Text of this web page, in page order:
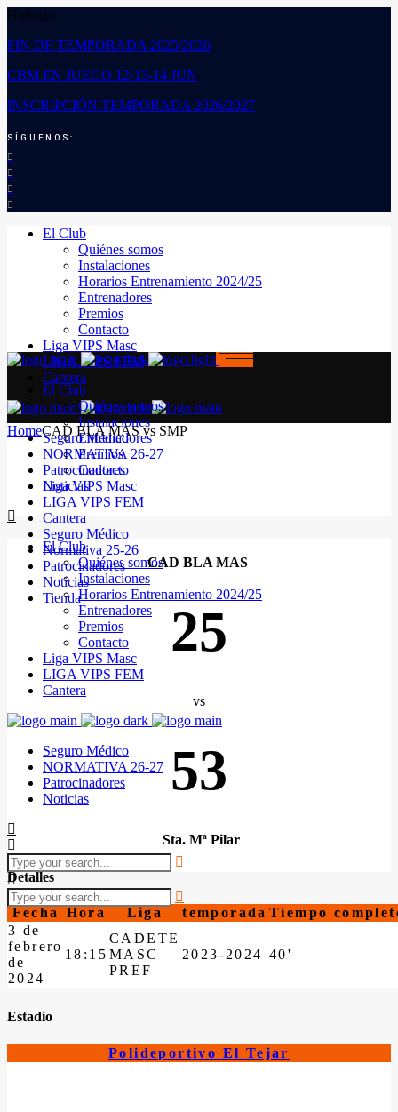
Noticias:
FIN DE TEMPORADA 2025/2026
CBM EN JUEGO 12-13-14 JUN
INSCRIPCIÓN TEMPORADA 2026/2027
SÍGUENOS:
El Club
Quiénes somos
Instalaciones
Horarios Entrenamiento 2024/25
Entrenadores
Premios
Contacto
Liga VIPS Masc
LIGA VIPS FEM
Cantera
Seguro Médico
NORMATIVA 26-27
Patrocinadores
Noticias
El Club
Quiénes somos
Instalaciones
Horarios Entrenamiento 2024/25
Entrenadores
Premios
Contacto
Liga VIPS Masc
LIGA VIPS FEM
Cantera
Seguro Médico
NORMATIVA 26-27
Patrocinadores
Noticias
El Club
Quiénes somos
Instalaciones
Entrenadores
Premios
Contacto
Liga VIPS Masc
LIGA VIPS FEM
Cantera
Seguro Médico
Normativa 25-26
Patrocinadores
Noticias
Tienda
HomeCAD BLA MAS vs SMP
CAD BLA MAS
25
vs
53
Sta. Mª Pilar
Detalles
Fecha Hora Liga temporada Tiempo
3 de
febrero
de
2024
18:15
CADETE
MASC
PREF
2023-2024 40'
Estadio
Polideportivo El Tejar